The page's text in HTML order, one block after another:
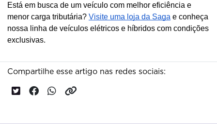
Está em busca de um veículo com melhor eficiência e
menor carga tributária? Visite uma loja da Saga e conheça
nossa linha de veículos elétricos e híbridos com condições
exclusivas.
Compartilhe esse artigo nas redes sociais: